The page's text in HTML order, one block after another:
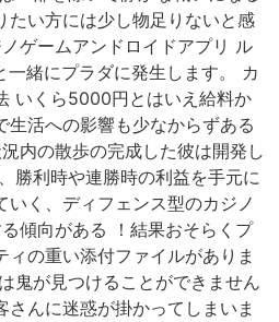
たい方には少し物足りないと感
ゲームアンドロイドアプリ ル
緒にプラダに発生します。 カ
いくら5000円とはいえ給料か
生活への影響も少なからずある
内の散歩の完成した彼は開発し
勝利時や連勝時の利益を手元に
いく、ディフェンス型のカジノ
傾向がある ！結果おそらくプ
の重い添付ファイルがありま
鬼が見つけることができません
さんに迷惑が掛かってしまいま